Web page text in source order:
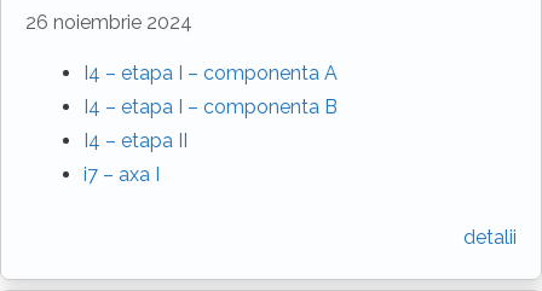
26 noiembrie 2024
I4 – etapa I – componenta A
I4 – etapa I – componenta B
I4 – etapa II
i7 – axa I
detalii